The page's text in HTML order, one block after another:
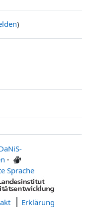
)
·
Sprache
Erklärung